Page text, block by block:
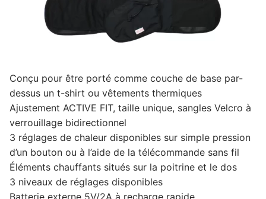
Conçu pour être porté comme couche de base par-
dessus un t-shirt ou vêtements thermiques
Ajustement ACTIVE FIT, taille unique, sangles Velcro à
verrouillage bidirectionnel
3 réglages de chaleur disponibles sur simple pression
d’un bouton ou à l’aide de la télécommande sans fil
Éléments chauffants situés sur la poitrine et le dos
3 niveaux de réglages disponibles
Batterie externe 5V/2A à recharge rapide